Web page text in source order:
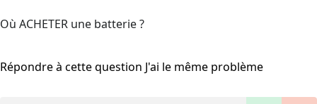
Où ACHETER une batterie ?
Répondre à cette question J'ai le même problème